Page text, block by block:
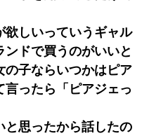
欲しいっていうギャル
ドで買うのがいいと
の子ならいつかはピア
言ったら「ピアジェっ
と思ったから話したの